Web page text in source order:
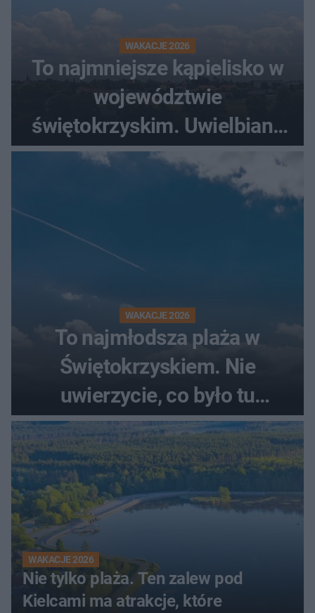
WAKACJE 2026
To najmniejsze kąpielisko w
województwie
świętokrzyskim. Uwielbiany
przez wędkarzy i turystów
WAKACJE 2026
To najmłodsza plaża w
Świętokrzyskiem. Nie
uwierzycie, co było tu
wcześniej
WAKACJE 2026
Nie tylko plaża. Ten zalew pod
Kielcami ma atrakcje, które